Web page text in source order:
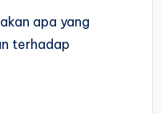
apa yang
terhadap